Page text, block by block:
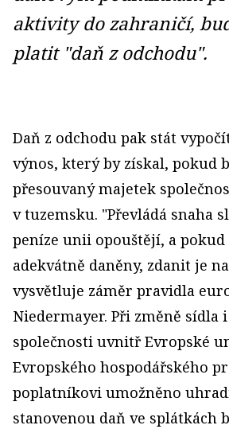
aktivity do zahraničí,
platit "daň z odchodu".
Daň z odchodu pak stát
výnos, který by získal, pokud
přesouvaný majetek
v tuzemsku. "Převládá snaha
peníze unii opouštějí, a
adekvátně daněny, zdanit je
vysvětluje záměr pravidla
Niedermayer. Při změně sídla
společnosti uvnitř Evropské
Evropského hospodářského
poplatníkovi umožněno
stanovenou daň ve splátkách